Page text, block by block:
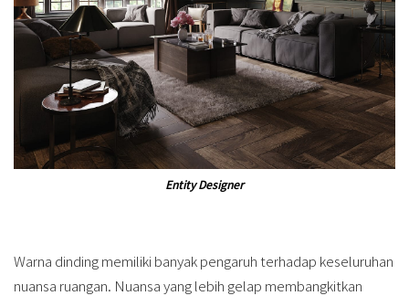
Entity Designer
Warna dinding memiliki banyak pengaruh terhadap keseluruhan
nuansa ruangan. Nuansa yang lebih gelap membangkitkan